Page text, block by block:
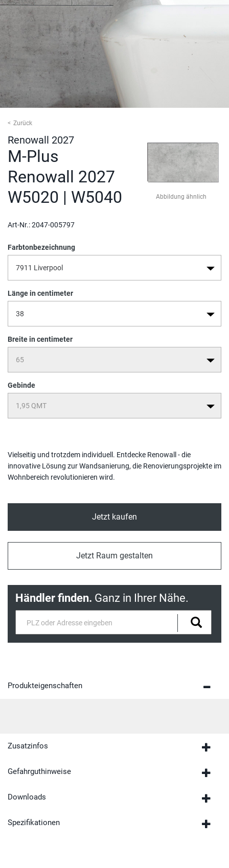
Zurück
Renowall 2027
M-Plus
Renowall 2027
W5020 | W5040
Abbildung ähnlich
Vielseitig und trotzdem individuell. Entdecke Renowall - die
innovative Lösung zur Wandsanierung, die Renovierungsprojekte im
Wohnbereich revolutionieren wird.
Art-Nr.:2047-005797
Farbtonbezeichnung
Länge in centimeter
Breite in centimeter
Gebinde
Jetzt kaufen
Jetzt Raum gestalten
Händler finden. Ganz in Ihrer Nähe.
Produkteigenschaften
Zusatzinfos
Gefahrguthinweise
Downloads
Spezifikationen